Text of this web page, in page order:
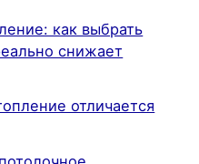
как выбрать
снижает
отличается